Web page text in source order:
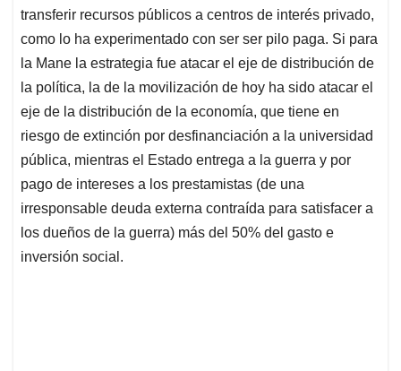
transferir recursos públicos a centros de interés privado,
como lo ha experimentado con ser ser pilo paga. Si para
la Mane la estrategia fue atacar el eje de distribución de
la política, la de la movilización de hoy ha sido atacar el
eje de la distribución de la economía, que tiene en
riesgo de extinción por desfinanciación a la universidad
pública, mientras el Estado entrega a la guerra y por
pago de intereses a los prestamistas (de una
irresponsable deuda externa contraída para satisfacer a
los dueños de la guerra) más del 50% del gasto e
inversión social.